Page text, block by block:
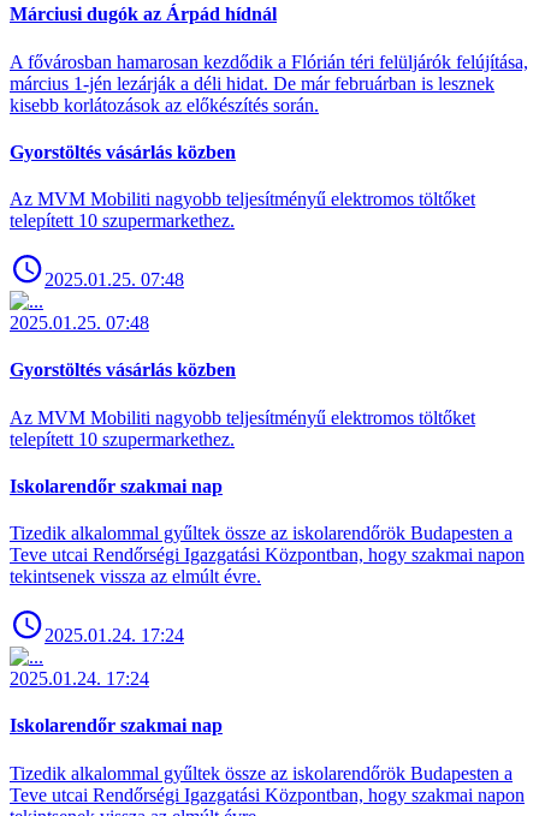
Márciusi dugók az Árpád hídnál
A fővárosban hamarosan kezdődik a Flórián téri felüljárók felújítása,
március 1-jén lezárják a déli hidat. De már februárban is lesznek
kisebb korlátozások az előkészítés során.
Gyorstöltés vásárlás közben
Az MVM Mobiliti nagyobb teljesítményű elektromos töltőket
telepített 10 szupermarkethez.
2025.01.25. 07:48
2025.01.25. 07:48
Gyorstöltés vásárlás közben
Az MVM Mobiliti nagyobb teljesítményű elektromos töltőket
telepített 10 szupermarkethez.
Iskolarendőr szakmai nap
Tizedik alkalommal gyűltek össze az iskolarendőrök Budapesten a
Teve utcai Rendőrségi Igazgatási Központban, hogy szakmai napon
tekintsenek vissza az elmúlt évre.
2025.01.24. 17:24
2025.01.24. 17:24
Iskolarendőr szakmai nap
Tizedik alkalommal gyűltek össze az iskolarendőrök Budapesten a
Teve utcai Rendőrségi Igazgatási Központban, hogy szakmai napon